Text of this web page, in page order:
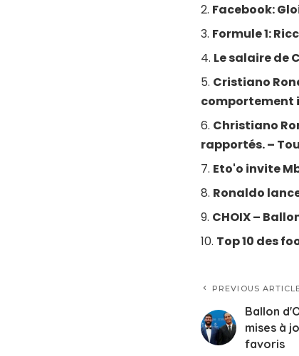
Facebook:
Formule 1:
Le salaire de
Cristiano
comportement
Christiano
rapportés. –
Eto'o invite
Ronaldo
CHOIX –
Top 10 des
PREVIOUS
Ballon
mises à
favoris